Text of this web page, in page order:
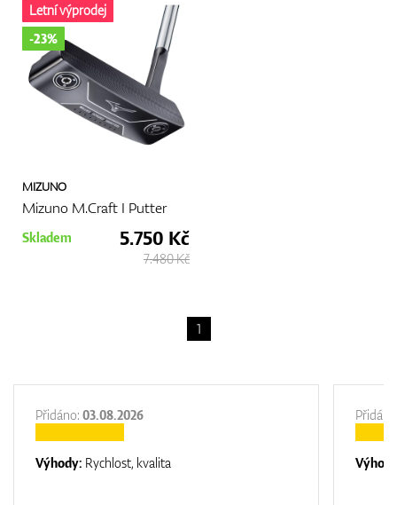
MIZUNO
Mizuno M.Craft I Putter
Letní výprodej
-23%
Skladem 5.750 Kč
7.480 Kč
1
Přidáno: 03.08.2026
Výhody: Rychlost, kvalita